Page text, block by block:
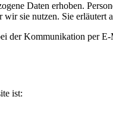
Daten erhoben.
sie nutzen. Sie erläutert
der Kommunikation per
ist: